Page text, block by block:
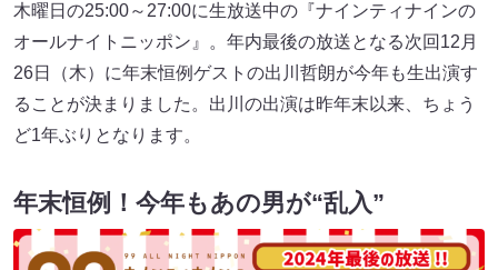
木曜日の25:00～27:00に生放送中の『ナインティナインの
オールナイトニッポン』。年内最後の放送となる次回12月
26日（木）に年末恒例ゲストの出川哲朗が今年も生出演す
ることが決まりました。出川の出演は昨年末以来、ちょう
ど1年ぶりとなります。
年末恒例！今年もあの男が“乱入”